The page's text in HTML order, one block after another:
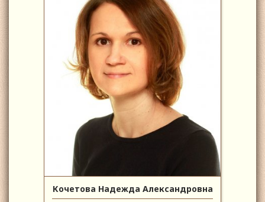
Кочетова Надежда Александровна